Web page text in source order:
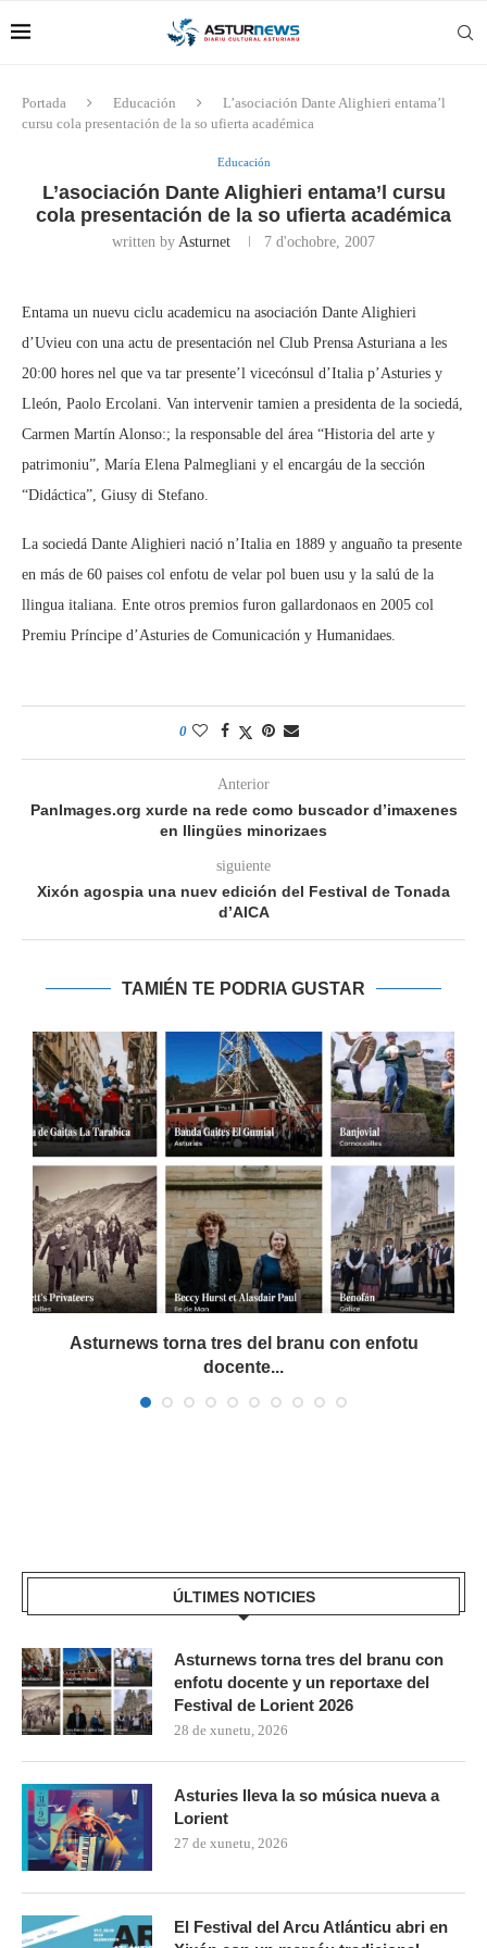
Portada Educación
L’asociación Dante Alighieri entama’l
cursu cola presentación de la so ufierta académica
Educación
L’asociación Dante Alighieri entama’l cursu
cola presentación de la so ufierta académica
written by Asturnet 7 d'ochobre, 2007
Entama un nuevu ciclu academicu na asociación Dante Alighieri
d’Uvieu con una actu de presentación nel Club Prensa Asturiana a les
20:00 hores nel que va tar presente’l vicecónsul d’Italia p’Asturies y
Lleón, Paolo Ercolani. Van intervenir tamien a presidenta de la sociedá,
Carmen Martín Alonso:; la responsable del área “Historia del arte y
patrimoniu”, María Elena Palmegliani y el encargáu de la sección
“Didáctica”, Giusy di Stefano.
La sociedá Dante Alighieri nació n’Italia en 1889 y anguaño ta presente
en más de 60 paises col enfotu de velar pol buen usu y la salú de la
llingua italiana. Ente otros premios furon gallardonaos en 2005 col
Premiu Príncipe d’Asturies de Comunicación y Humanidaes.
0
Anterior
PanImages.org xurde na rede como buscador d’imaxenes
en llingües minorizaes
siguiente
Xixón agospia una nuev edición del Festival de Tonada
d’AICA
TAMIÉN TE PODRIA GUSTAR
Asturnews torna tres del branu con enfotu
docente...
ÚLTIMES NOTICIES
Asturnews torna tres del branu con
enfotu docente y un reportaxe del
Festival de Lorient 2026
28 de xunetu, 2026
Asturies lleva la so música nueva a
Lorient
27 de xunetu, 2026
El Festival del Arcu Atlánticu abri en